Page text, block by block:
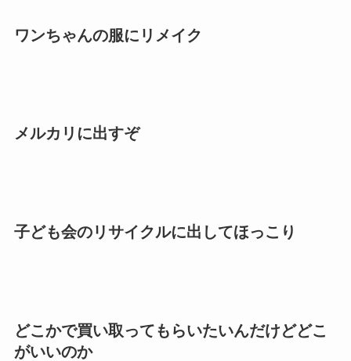
ワンちゃんの服にリメイク
メルカリに出すぞ
子ども会のリサイクルに出してほっこり
どこかで買い取ってもらいたいんだけどどこ
がいいのか